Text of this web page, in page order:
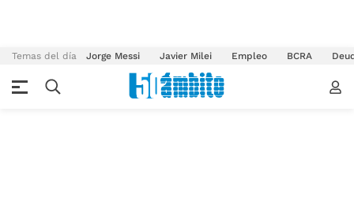
Temas del día Jorge Messi Javier Milei Empleo BCRA